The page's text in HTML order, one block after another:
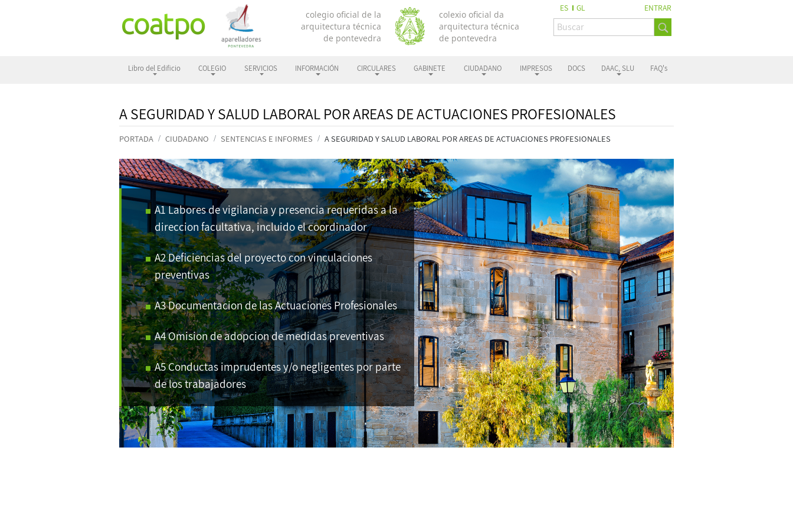
ES GL ENTRAR
Libro del Edificio COLEGIO SERVICIOS INFORMACIÓN CIRCULARES GABINETE CIUDADANO IMPRESOS DOCS DAAC, SLU FAQ's
A SEGURIDAD Y SALUD LABORAL POR AREAS DE ACTUACIONES PROFESIONALES
PORTADA CIUDADANO SENTENCIAS E INFORMES A SEGURIDAD Y SALUD LABORAL POR AREAS DE ACTUACIONES PROFESIONALES
A1 Labores de vigilancia y presencia requeridas a la
direccion facultativa, incluido el coordinador
A2 Deficiencias del proyecto con vinculaciones
preventivas
A3 Documentacion de las Actuaciones Profesionales
A4 Omision de adopcion de medidas preventivas
A5 Conductas imprudentes y/o negligentes por parte
de los trabajadores